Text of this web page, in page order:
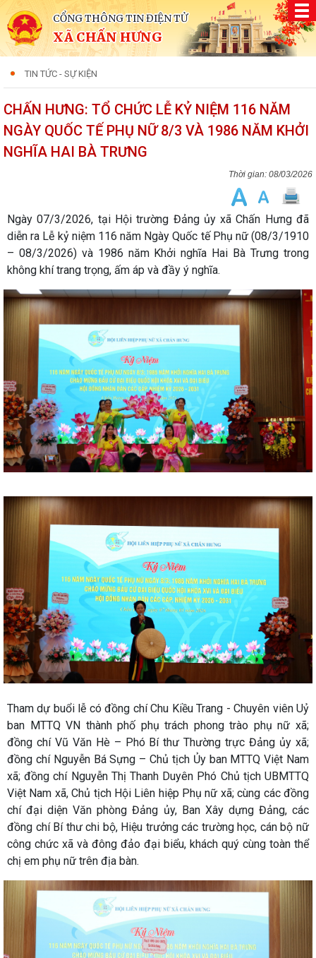
CỔNG THÔNG TIN ĐIỆN TỬ
XÃ CHẤN HƯNG
TIN TỨC - SỰ KIỆN
CHẤN HƯNG: TỔ CHỨC LỄ KỶ NIỆM 116 NĂM
NGÀY QUỐC TẾ PHỤ NỮ 8/3 VÀ 1986 NĂM KHỞI
NGHĨA HAI BÀ TRƯNG
08/03/2026
Ngày 07/3/2026, tại Hội trường Đảng ủy xã Chấn Hưng đã
diễn ra Lễ kỷ niệm 116 năm Ngày Quốc tế Phụ nữ (08/3/1910
– 08/3/2026) và 1986 năm Khởi nghĩa Hai Bà Trưng trong
không khí trang trọng, ấm áp và đầy ý nghĩa.
Tham dự buổi lễ có đồng chí Chu Kiều Trang - Chuyên viên Uỷ
ban MTTQ VN thành phố phụ trách phong trào phụ nữ xã;
đồng chí Vũ Văn Hè – Phó Bí thư Thường trực Đảng ủy xã;
đồng chí Nguyễn Bá Sựng – Chủ tịch Ủy ban MTTQ Việt Nam
xã; đồng chí Nguyễn Thị Thanh Duyên Phó Chủ tịch UBMTTQ
Việt Nam xã, Chủ tịch Hội Liên hiệp Phụ nữ xã; cùng các đồng
chí đại diện Văn phòng Đảng ủy, Ban Xây dựng Đảng, các
đồng chí Bí thư chi bộ, Hiệu trưởng các trường học, cán bộ nữ
công chức xã và đông đảo đại biểu, khách quý cùng toàn thể
chị em phụ nữ trên địa bàn.